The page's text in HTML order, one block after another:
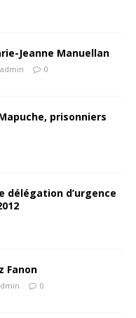
Jeanne Manuellan
admin 0
prisonniers
délégation d’urgence
Fanon
0